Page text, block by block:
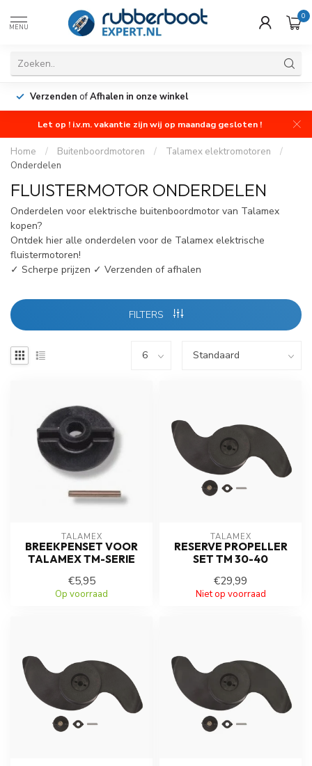
MENU
0
Verzenden ofAfhalen in onze winkel
Let op ! i.v.m. vakantie zijn wij op maandag gesloten !
Home / Buitenboordmotoren / Talamex elektromotoren
/
Onderdelen
FLUISTERMOTOR ONDERDELEN
Onderdelen voor elektrische buitenboordmotor van Talamex
kopen?
Ontdek hier alle onderdelen voor de Talamex elektrische
fluistermotoren!
✓ Scherpe prijzen ✓ Verzenden of afhalen
FILTERS
TALAMEX
BREEKPENSET VOOR
TALAMEX TM-SERIE
€5,95
Op voorraad
TALAMEX
RESERVE PROPELLER
SET TM 30-40
€29,99
Niet op voorraad